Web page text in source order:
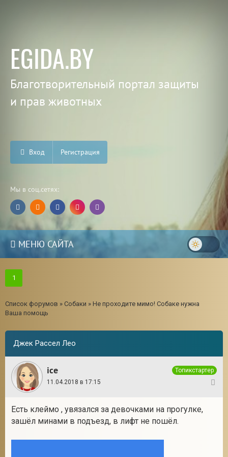
EGIDA.BY
Благотворительный портал защиты
и прав животных
Вход Регистрация
Мы в соц.сетях:
МЕНЮ САЙТА
1
Список форумов » Собаки » Не проходите мимо! Собаке нужна
Ваша помощь
Джек Рассел Лео
ice
Топикстартер
11.04.2018 в 17:15
Есть клеймо , увязался за девочками на прогулке,
зашёл минами в подъезд, в лифт не пошёл.